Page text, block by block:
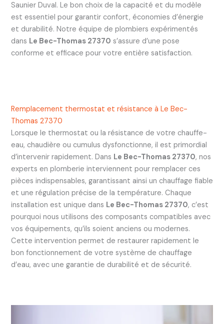
Saunier Duval. Le bon choix de la capacité et du modèle
est essentiel pour garantir confort, économies d’énergie
et durabilité. Notre équipe de plombiers expérimentés
dans Le Bec-Thomas 27370 s’assure d’une pose
conforme et efficace pour votre entière satisfaction.
Remplacement thermostat et résistance à Le Bec-
Thomas 27370
Lorsque le thermostat ou la résistance de votre chauffe-
eau, chaudière ou cumulus dysfonctionne, il est primordial
d’intervenir rapidement. Dans Le Bec-Thomas 27370, nos
experts en plomberie interviennent pour remplacer ces
pièces indispensables, garantissant ainsi un chauffage fiable
et une régulation précise de la température. Chaque
installation est unique dans Le Bec-Thomas 27370, c’est
pourquoi nous utilisons des composants compatibles avec
vos équipements, qu’ils soient anciens ou modernes.
Cette intervention permet de restaurer rapidement le
bon fonctionnement de votre système de chauffage
d’eau, avec une garantie de durabilité et de sécurité.